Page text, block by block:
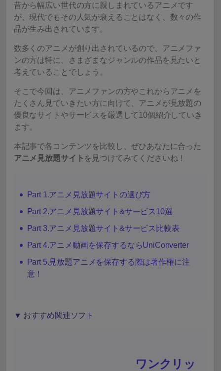
昔から幅広い世代の方に親しまれているアニメです
が、現代でもその人気が衰えることはなく、数々の作
品が生み出されています。
数多くのアニメが創り出されているので、アニメファ
ンの方は特に、さまざまなジャンルの作品を見たいと
考えていることでしょう。
そこで今回は、アニメファンの方やこれからアニメを
たくさん見ていきたい方に向けて、アニメが見放題の
優良なサイトやサービスを厳選して10個紹介していき
ます。
本記事で各コンテンツを比較し、ぜひあなたに合った
アニメ見放題サイト を見つけてみてくださいね！
Part 1.アニメ見放題サイトの選び方
Part 2.アニメ見放題サイト&サービス10選
Part 3.アニメ見放題サイト&サービス比較表
Part 4.アニメ動画を保存するならUniConverter
Part 5.見放題アニメを保存する際は著作権に注
意！
▼ おすすめ関連ソフト
ワンクリッ